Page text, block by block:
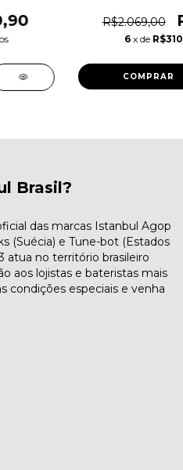
R$2.069,00
6 x de
Brasil?
das marcas Istanbul Agop
(Suécia) e Tune-bot (Estados
atua no território brasileiro
aos lojistas e bateristas mais
condições especiais e venha